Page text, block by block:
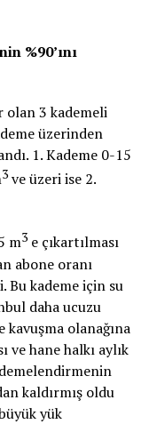
%90’ını
olan 3 kademeli
üzerinden
1. Kademe 0-15
3ve üzeri ise 2.
m3e çıkartılması
abone oranı
Bu kademe için su
daha ucuzu
kavuşma olanağına
ve hane halkı aylık
kaldırmış oldu
yük